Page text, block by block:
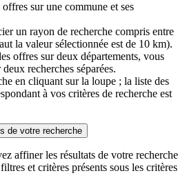
sur une commune et ses
un rayon de recherche compris entre
la valeur sélectionnée est de 10 km).
offres sur deux départements, vous
recherches séparées.
en cliquant sur la loupe ; la liste des
à vos critères de recherche est
de votre recherche
affiner les résultats de votre recherche
et critères présents sous les critères